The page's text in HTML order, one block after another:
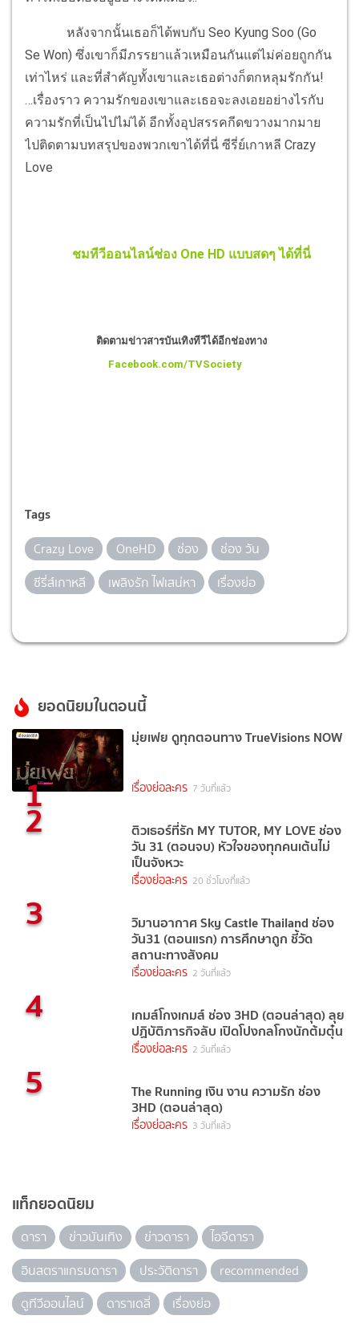
หลังจากนั้นเธอก็ได้พบกับ Seo Kyung Soo (Go
Se Won) ซึ่งเขาก็มีภรรยาแล้วเหมือนกันแต่ไม่ค่อยถูกกัน
เท่าไหร่ และที่สำคัญทั้งเขาและเธอต่างก็ตกหลุมรักกัน!
…เรื่องราว ความรักของเขาและเธอจะลงเอยอย่างไรกับ
ความรักที่เป็นไปไม่ได้ อีกทั้งอุปสรรคกีดขวางมากมาย
ไปติดตามบทสรุปของพวกเขาได้ที่นี่ ซีรี่ย์เกาหลี Crazy
Love
ชมทีวีออนไลน์ช่อง One HD แบบสดๆ ได้ที่นี่
ติดตามข่าวสารบันเทิงทีวีได้อีกช่องทาง
Facebook.com/TVSociety
Tags
Crazy Love OneHD ช่อง
ช่อง วัน
ซีรี่ส์เกาหลี
เพลิงรัก ไฟเสน่หา เรื่องย่อ
ยอดนิยมในตอนนี้
1
มุ่ยเฟย ดูทุกตอนทาง TrueVisions NOW
เรื่องย่อละคร 7 วันที่แล้ว
2 ติวเธอร์ที่รัก MY TUTOR, MY LOVE ช่อง
วัน 31 (ตอนจบ) หัวใจของทุกคนเต้นไม่
เป็นจังหวะ
เรื่องย่อละคร 20 ชั่วโมงที่แล้ว
3 วิมานอากาศ Sky Castle Thailand ช่อง
วัน31 (ตอนแรก) การศึกษาถูก ชี้วัด
สถานะทางสังคม
เรื่องย่อละคร 2 วันที่แล้ว
4 เกมส์โกงเกมส์ ช่อง 3HD (ตอนล่าสุด) ลุย
ปฏิบัติภารกิจลับ เปิดโปงกลโกงนักต้มตุ๋น
เรื่องย่อละคร 2 วันที่แล้ว
5 The Running เงิน งาน ความรัก ช่อง
3HD (ตอนล่าสุด)
เรื่องย่อละคร 3 วันที่แล้ว
แท็กยอดนิยม
ดารา ข่าวบันเทิง ข่าวดารา
ไอจีดารา
อินสตราแกรมดารา
ประวัติดารา
recommended
ดูทีวีออนไลน์
ดาราเดลี่ เรื่องย่อ